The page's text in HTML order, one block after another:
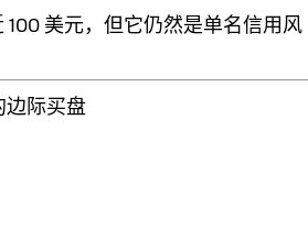
100 美元，但它仍然是单名信用风
边际买盘